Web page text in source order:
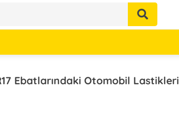
Ebatlarındaki Otomobil Lastikleri